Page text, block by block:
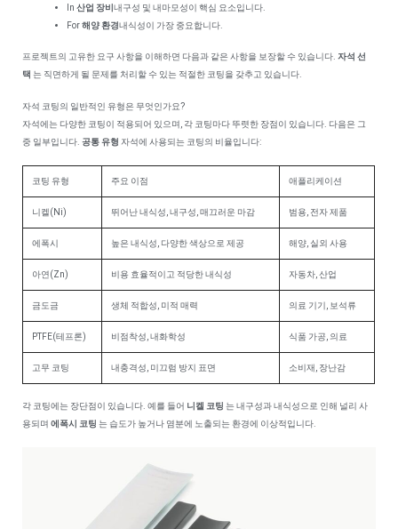
In산업 장비내구성 및 내마모성이 핵심 요소입니다.
For해양 환경내식성이 가장 중요합니다.
프로젝트의 고유한 요구 사항을 이해하면 다음과 같은 사항을 보장할 수 있습니다.자석 선
택 는 직면하게 될 문제를 처리할 수 있는 적절한 코팅을 갖추고 있습니다.
자석 코팅의 일반적인 유형은 무엇인가요?
자석에는 다양한 코팅이 적용되어 있으며, 각 코팅마다 뚜렷한 장점이 있습니다. 다음은 그
중 일부입니다.공통 유형 자석에 사용되는 코팅의 비율입니다:
코팅 유형 주요 이점 애플리케이션
니켈(Ni) 뛰어난 내식성, 내구성, 매끄러운 마감 범용, 전자 제품
에폭시 높은 내식성, 다양한 색상으로 제공 해양, 실외 사용
아연(Zn) 비용 효율적이고 적당한 내식성 자동차, 산업
금도금 생체 적합성, 미적 매력 의료 기기, 보석류
PTFE(테프론) 비점착성, 내화학성 식품 가공, 의료
고무 코팅 내충격성, 미끄럼 방지 표면 소비재, 장난감
각 코팅에는 장단점이 있습니다. 예를 들어 니켈 코팅 는 내구성과 내식성으로 인해 널리 사
용되며에폭시 코팅 는 습도가 높거나 염분에 노출되는 환경에 이상적입니다.